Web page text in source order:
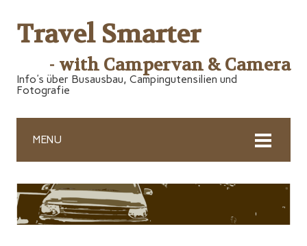
Travel Smarter
- with Campervan & Camera
Info's über Busausbau, Campingutensilien und
Fotografie
MENU